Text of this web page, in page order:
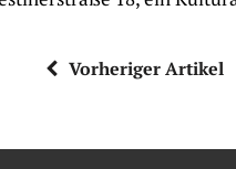
Vorheriger Artikel